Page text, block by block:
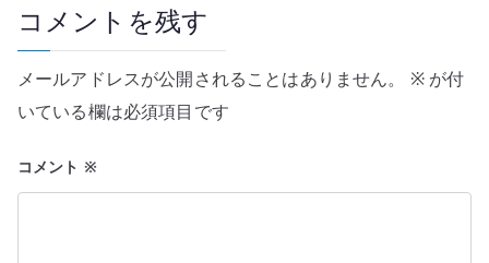
シ
ョ
ン
コメントを残す
メールアドレスが公開されることはありません。 ※が付
いている欄は必須項目です
コメント ※